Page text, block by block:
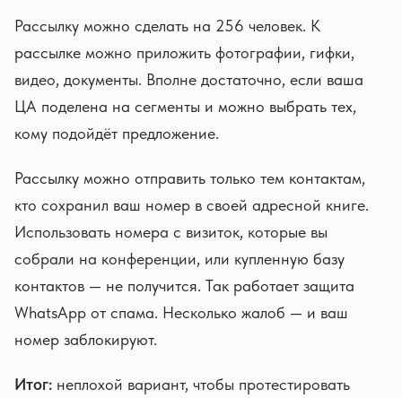
Рассылку можно сделать на 256 человек. К
рассылке можно приложить фотографии, гифки,
видео, документы. Вполне достаточно, если ваша
ЦА поделена на сегменты и можно выбрать тех,
кому подойдёт предложение.
Рассылку можно отправить только тем контактам,
кто сохранил ваш номер в своей адресной книге.
Использовать номера с визиток, которые вы
собрали на конференции, или купленную базу
контактов — не получится. Так работает защита
WhatsApp от спама. Несколько жалоб — и ваш
номер заблокируют.
Итог: неплохой вариант, чтобы протестировать